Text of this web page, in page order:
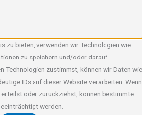
zu bieten, verwenden wir Technologien wie
zu speichern und/oder darauf
Technologien zustimmst, können wir Daten wie
IDs auf dieser Website verarbeiten. Wenn
oder zurückziehst, können bestimmte
werden.